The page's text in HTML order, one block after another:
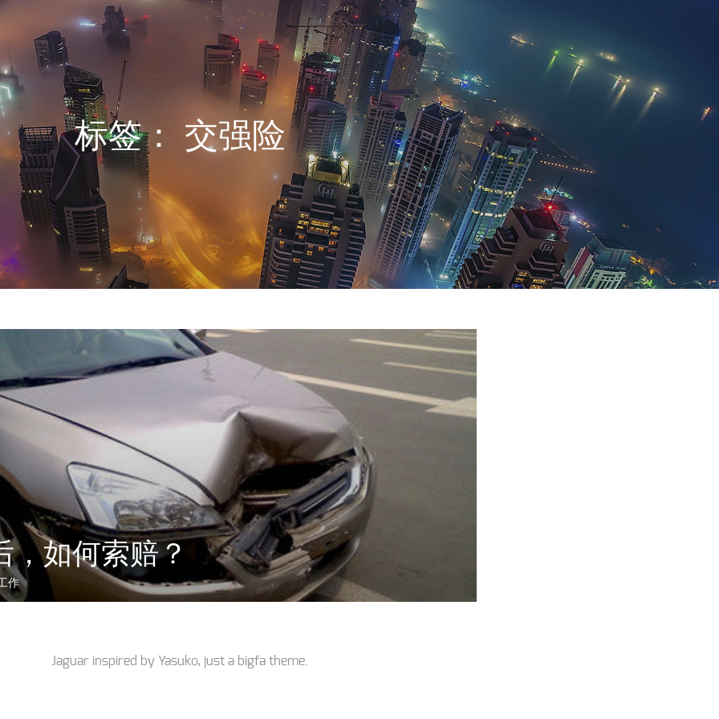
标签： 交强险
，如何索赔？
作
Jaguar inspired by Yasuko, just a bigfa theme.